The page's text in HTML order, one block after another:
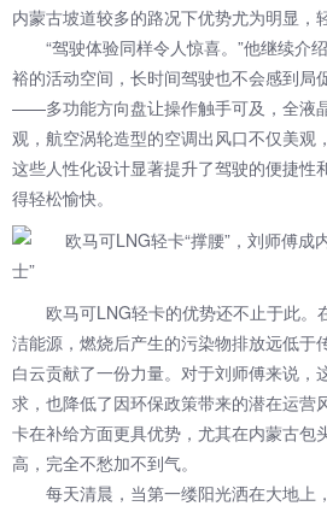
内蒙古坡道较多的路况下优势尤为明显，
“驾驶体验同样令人惊喜。”他继续介
裕的活动空间，长时间驾驶也不会感到局
——多功能方向盘让操作触手可及，全液
观，航空涡轮造型的空调出风口不仅美观
这些人性化设计显著提升了驾驶的便捷性
得轻松愉快。
欧马可LNG轻卡的优势还不止于此。
洁能源，燃烧后产生的污染物排放远低于
白云贡献了一份力量。对于刘师傅来说，
求，也降低了因环保政策带来的潜在运营
卡在补给方面更具优势，尤其在内蒙古包
高，完全不愁加不到气。
每天清晨，当第一缕阳光洒在大地上